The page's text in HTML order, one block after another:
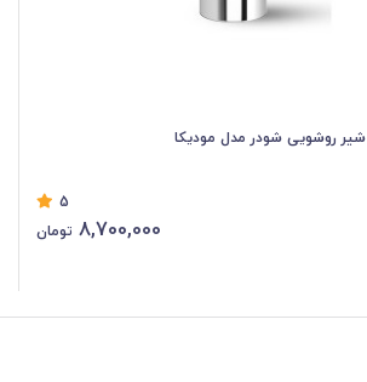
شیر روشویی شودر مدل مودیکا
5
8,700,000 تومان